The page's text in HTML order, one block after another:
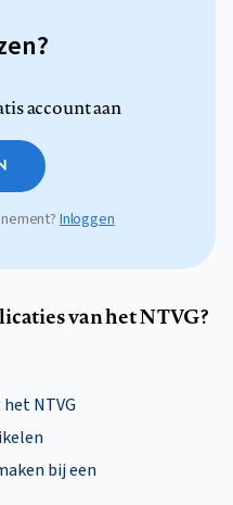
account aan
Inloggen
van het NTVG?
NTVG
bij een